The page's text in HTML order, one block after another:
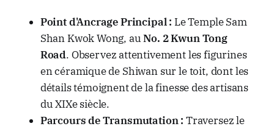
Point d'Ancrage Principal : Le Temple Sam
Shan Kwok Wong, auNo. 2 Kwun Tong
Road. Observez attentivement les figurines
en céramique de Shiwan sur le toit, dont les
détails témoignent de la finesse des artisans
du XIXe siècle.
Parcours de Transmutation : Traversez le